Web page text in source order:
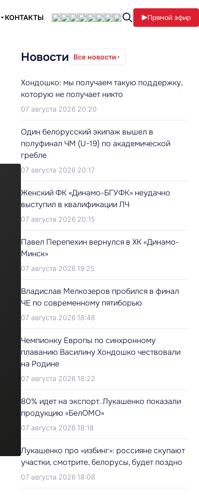
КОНТАКТЫ Прямой эфир
Новости Все новости
Хондошко: мы получаем такую поддержку,
которую не получает никто
07 августа 2026 20:20
Один белорусский экипаж вышел в
полуфинал ЧМ (U-19) по академической
гребле
07 августа 2026 20:17
Женский ФК «Динамо-БГУФК» неудачно
выступил в квалификации ЛЧ
07 августа 2026 20:15
Павел Перепехин вернулся в ХК «Динамо-
Минск»
07 августа 2026 19:25
Владислав Мелкозеров пробился в финал
ЧЕ по современному пятиборью
07 августа 2026 18:46
Чемпионку Европы по синхронному
плаванию Василину Хондошко чествовали
на Родине
07 августа 2026 18:22
80% идет на экспорт. Лукашенко показали
продукцию «БелОМО»
07 августа 2026 18:18
Лукашенко про «избинг»: россияне скупают
участки, смотрите, белорусы, будет поздно
07 августа 2026 18:08